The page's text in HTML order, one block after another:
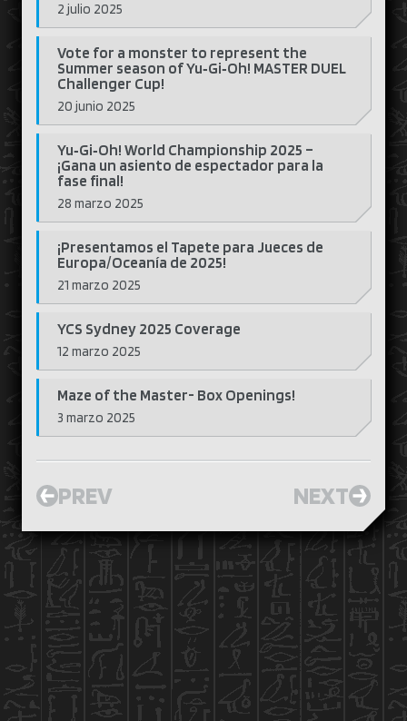
2 julio 2025
Vote for a monster to represent the
Summer season of Yu‑Gi‑Oh! MASTER DUEL
Challenger Cup!
20 junio 2025
Yu‑Gi‑Oh! World Championship 2025 –
¡Gana un asiento de espectador para la
fase final!
28 marzo 2025
¡Presentamos el Tapete para Jueces de
Europa/Oceanía de 2025!
21 marzo 2025
YCS Sydney 2025 Coverage
12 marzo 2025
Maze of the Master- Box Openings!
3 marzo 2025
PREV NEXT